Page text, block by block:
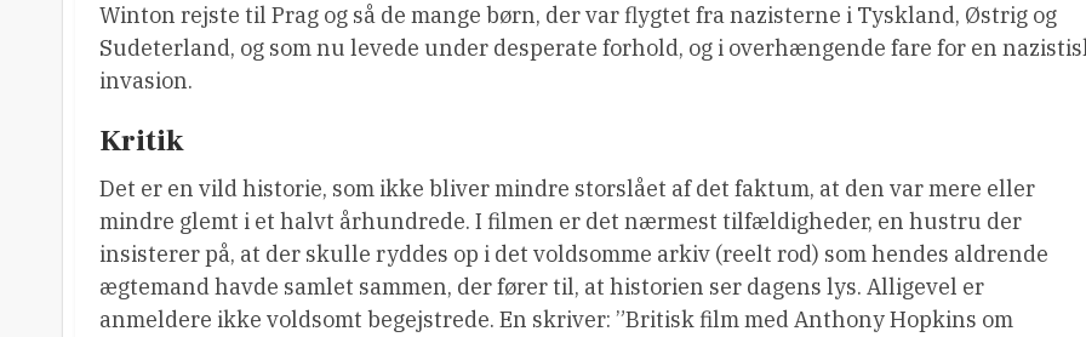
Winton rejste til Prag og så de mange børn, der var flygtet fra nazisterne i Tyskland, Østrig og
Sudeterland, og som nu levede under desperate forhold, og i overhængende fare for en
invasion.
Kritik
Det er en vild historie, som ikke bliver mindre storslået af det faktum, at den var mere eller
mindre glemt i et halvt århundrede. I filmen er det nærmest tilfældigheder, en hustru der
insisterer på, at der skulle ryddes op i det voldsomme arkiv (reelt rod) som hendes aldrende
ægtemand havde samlet sammen, der fører til, at historien ser dagens lys. Alligevel er
anmeldere ikke voldsomt begejstrede. En skriver: ”Britisk film med Anthony Hopkins om